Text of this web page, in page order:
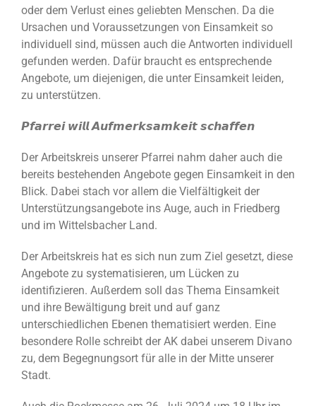
oder dem Verlust eines geliebten Menschen. Da die
Ursachen und Voraussetzungen von Einsamkeit so
individuell sind, müssen auch die Antworten individuell
gefunden werden. Dafür braucht es entsprechende
Angebote, um diejenigen, die unter Einsamkeit leiden,
zu unterstützen.
𝙋𝙛𝙖𝙧𝙧𝙚𝙞 𝙬𝙞𝙡𝙡 𝘼𝙪𝙛𝙢𝙚𝙧𝙠𝙨𝙖𝙢𝙠𝙚𝙞𝙩 𝙨𝙘𝙝𝙖𝙛𝙛𝙚𝙣
Der Arbeitskreis unserer Pfarrei nahm daher auch die
bereits bestehenden Angebote gegen Einsamkeit in den
Blick. Dabei stach vor allem die Vielfältigkeit der
Unterstützungsangebote ins Auge, auch in Friedberg
und im Wittelsbacher Land.
Der Arbeitskreis hat es sich nun zum Ziel gesetzt, diese
Angebote zu systematisieren, um Lücken zu
identifizieren. Außerdem soll das Thema Einsamkeit
und ihre Bewältigung breit und auf ganz
unterschiedlichen Ebenen thematisiert werden. Eine
besondere Rolle schreibt der AK dabei unserem Divano
zu, dem Begegnungsort für alle in der Mitte unserer
Stadt.